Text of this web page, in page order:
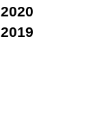
2020
2019